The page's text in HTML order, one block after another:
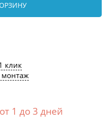
клик
монтаж
от 1 до 3 дней